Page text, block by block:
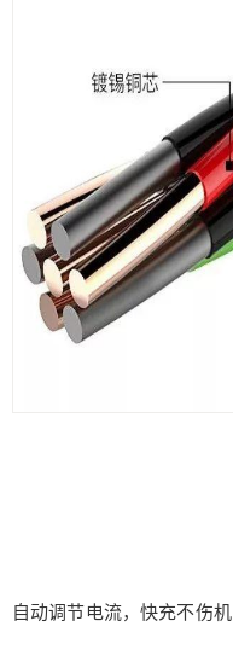
自动调节电流，快充不伤机